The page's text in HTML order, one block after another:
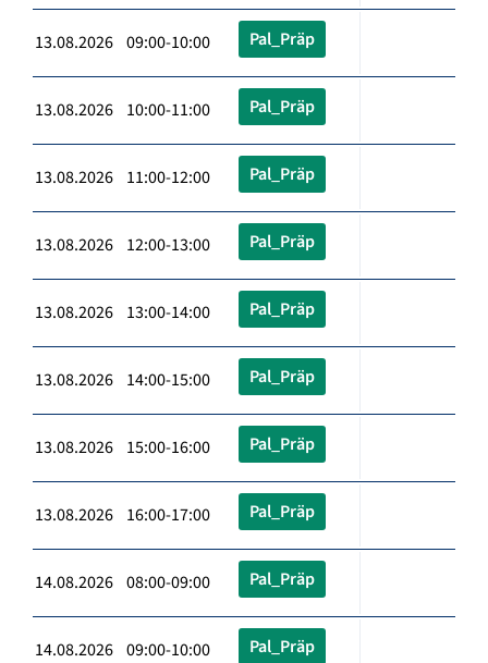
13.08.2026 09:00-10:00 Pal_Präp
13.08.2026 10:00-11:00 Pal_Präp
13.08.2026 11:00-12:00 Pal_Präp
13.08.2026 12:00-13:00 Pal_Präp
13.08.2026 13:00-14:00 Pal_Präp
13.08.2026 14:00-15:00 Pal_Präp
13.08.2026 15:00-16:00 Pal_Präp
13.08.2026 16:00-17:00 Pal_Präp
14.08.2026 08:00-09:00 Pal_Präp
14.08.2026 09:00-10:00 Pal_Präp